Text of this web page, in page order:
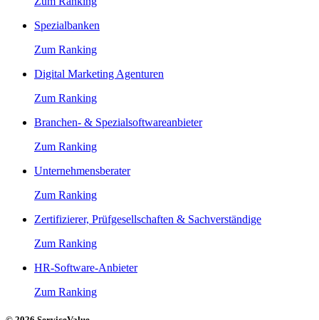
Spezialbanken
Zum Ranking
Digital Marketing Agenturen
Zum Ranking
Branchen- & Spezialsoftwareanbieter
Zum Ranking
Unternehmensberater
Zum Ranking
Zertifizierer, Prüfgesellschaften & Sachverständige
Zum Ranking
HR-Software-Anbieter
Zum Ranking